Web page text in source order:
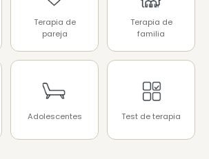
Terapia de
pareja
Terapia de
familia
Adolescentes Test de terapia